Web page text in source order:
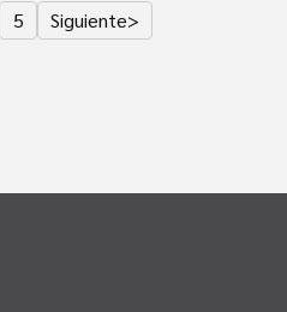
5 Siguiente>